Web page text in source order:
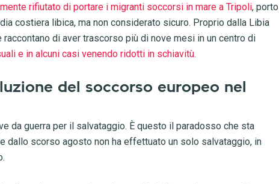
rifiutato di portare i migranti soccorsi in mare a Tripoli, porto
costiera libica, ma non considerato sicuro. Proprio dalla Libia
di aver trascorso più di nove mesi in un centro di
e in alcuni casi venendo ridotti in schiavitù.
del soccorso europeo nel
da guerra per il salvataggio. È questo il paradosso che sta
dallo scorso agosto non ha effettuato un solo salvataggio, in